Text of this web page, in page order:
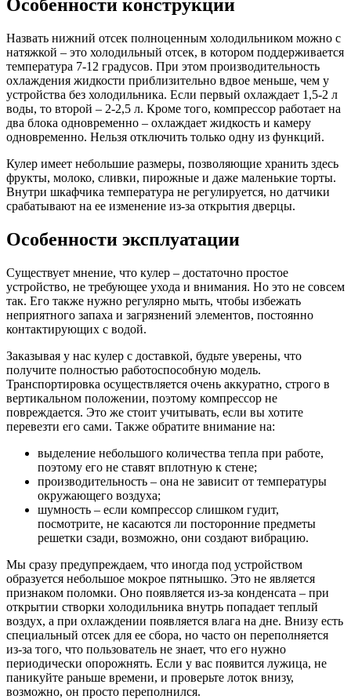
Особенности конструкции
Назвать нижний отсек полноценным холодильником можно с
натяжкой – это холодильный отсек, в котором поддерживается
температура 7-12 градусов. При этом производительность
охлаждения жидкости приблизительно вдвое меньше, чем у
устройства без холодильника. Если первый охлаждает 1,5-2 л
воды, то второй – 2-2,5 л. Кроме того, компрессор работает на
два блока одновременно – охлаждает жидкость и камеру
одновременно. Нельзя отключить только одну из функций.
Кулер имеет небольшие размеры, позволяющие хранить здесь
фрукты, молоко, сливки, пирожные и даже маленькие торты.
Внутри шкафчика температура не регулируется, но датчики
срабатывают на ее изменение из-за открытия дверцы.
Особенности эксплуатации
Существует мнение, что кулер – достаточно простое
устройство, не требующее ухода и внимания. Но это не совсем
так. Его также нужно регулярно мыть, чтобы избежать
неприятного запаха и загрязнений элементов, постоянно
контактирующих с водой.
Заказывая у нас кулер с доставкой, будьте уверены, что
получите полностью работоспособную модель.
Транспортировка осуществляется очень аккуратно, строго в
вертикальном положении, поэтому компрессор не
повреждается. Это же стоит учитывать, если вы хотите
перевезти его сами. Также обратите внимание на:
выделение небольшого количества тепла при работе,
поэтому его не ставят вплотную к стене;
производительность – она не зависит от температуры
окружающего воздуха;
шумность – если компрессор слишком гудит,
посмотрите, не касаются ли посторонние предметы
решетки сзади, возможно, они создают вибрацию.
Мы сразу предупреждаем, что иногда под устройством
образуется небольшое мокрое пятнышко. Это не является
признаком поломки. Оно появляется из-за конденсата – при
открытии створки холодильника внутрь попадает теплый
воздух, а при охлаждении появляется влага на дне. Внизу есть
специальный отсек для ее сбора, но часто он переполняется
из-за того, что пользователь не знает, что его нужно
периодически опорожнять. Если у вас появится лужица, не
паникуйте раньше времени, и проверьте лоток внизу,
возможно, он просто переполнился.